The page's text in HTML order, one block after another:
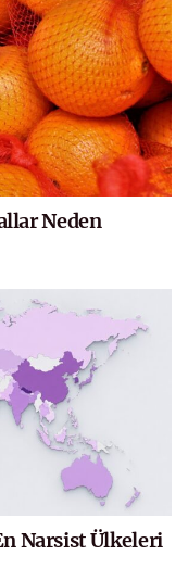
Neden
Narsist Ülkeleri